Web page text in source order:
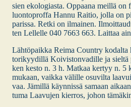
sien eko­lo­gias­ta. Oppaa­na meil­lä
luon­to­prof­fa Han­nu Rai­tio, jol­la on
paris­sa. Ret­ki on ilmai­nen.
ten Lel­lel­le 040 7663 663. Lait­taa
Läh­tö­paik­ka Rei­ma Count­ry
to­ri­kyy­dil­lä Koi­vis­ton­va­dil­le ja
ken kes­to n. 3 h. Mat­kaa ker­tyy n. 5
mukaan, vaik­ka välil­le osu­vil­ta
vaa. Jämil­lä käyn­nis­sä samaan
tu­ma Laa­vu­jen kier­ros, johon